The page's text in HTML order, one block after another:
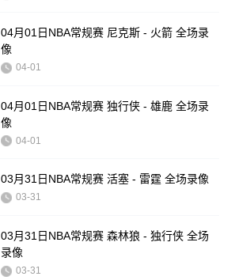
04月01日NBA常规赛 尼克斯 - 火箭 全场录
像
04-01
04月01日NBA常规赛 独行侠 - 雄鹿 全场录
像
04-01
03月31日NBA常规赛 活塞 - 雷霆 全场录像
03-31
03月31日NBA常规赛 森林狼 - 独行侠 全场
录像
03-31